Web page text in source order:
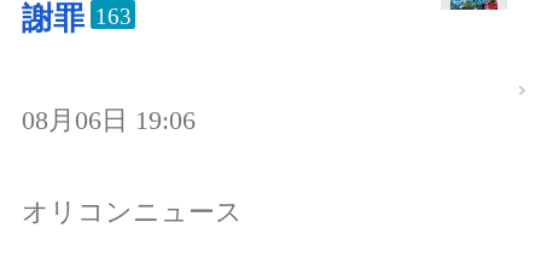
謝罪 163
08月06日 19:06
オリコンニュース